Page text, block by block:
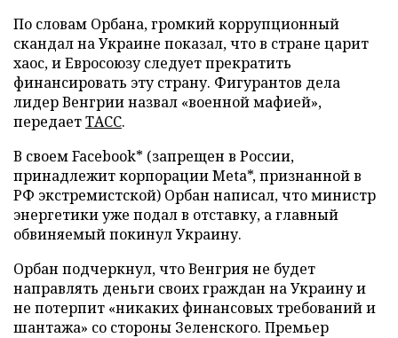
По словам Орбана, громкий коррупционный
скандал на Украине показал, что в стране царит
хаос, и Евросоюзу следует прекратить
финансировать эту страну. Фигурантов дела
лидер Венгрии назвал «военной мафией»,
передаетТАСС.
В своем Facebook* (запрещен в России,
принадлежит корпорации Meta*, признанной в
РФ экстремистской) Орбан написал, что министр
энергетики уже подал в отставку, а главный
обвиняемый покинул Украину.
Орбан подчеркнул, что Венгрия не будет
направлять деньги своих граждан на Украину и
не потерпит «никаких финансовых требований и
шантажа» со стороны Зеленского. Премьер